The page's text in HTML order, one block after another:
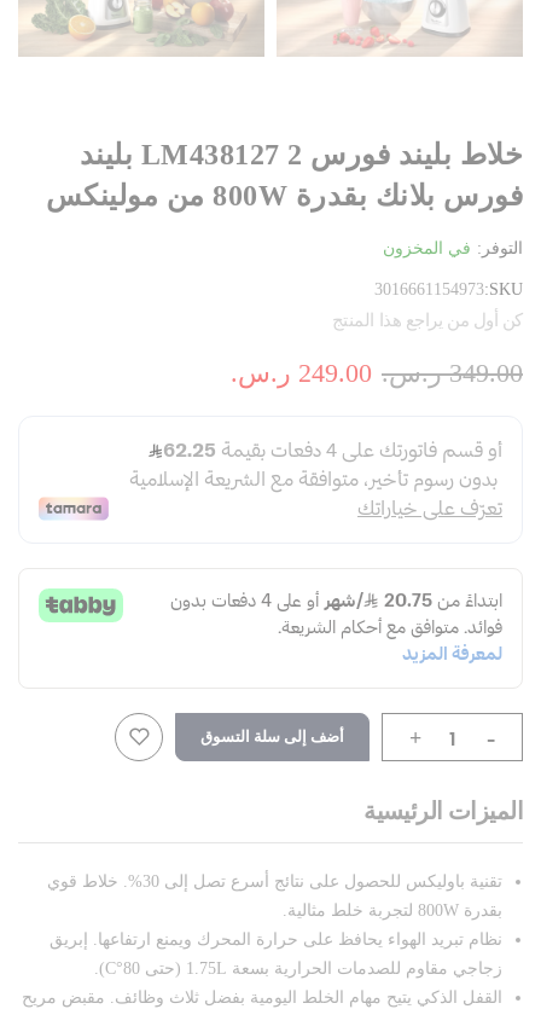
خلاط بليند فورس 2 LM438127 بليند
فورس بلانك بقدرة 800W من مولينكس
التوفر: في المخزون
SKU
3016661154973
كن أول من يراجع هذا المنتج
249.00 ر.س.‏ 349.00 ر.س.‏
-
+ أضف إلى سلة التسوق
الميزات الرئيسية
تقنية باوليكس للحصول على نتائج أسرع تصل إلى 30%. خلاط قوي
بقدرة 800W لتجربة خلط مثالية.
نظام تبريد الهواء يحافظ على حرارة المحرك ويمنع ارتفاعها. إبريق
زجاجي مقاوم للصدمات الحرارية بسعة 1.75L (حتى 80°C).
القفل الذكي يتيح مهام الخلط اليومية بفضل ثلاث وظائف. مقبض مريح